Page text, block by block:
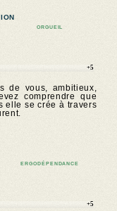
ORGUEIL
+5
de vous, ambitieux,
comprendre que
elle se crée à travers
ERGODÉPENDANCE
+5